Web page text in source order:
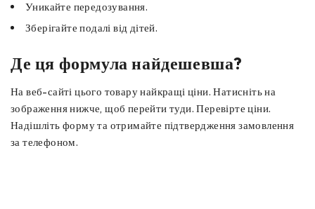
Уникайте передозування.
Зберігайте подалі від дітей.
Де ця формула найдешевша?
На веб-сайті цього товару найкращі ціни. Натисніть на
зображення нижче, щоб перейти туди. Перевірте ціни.
Надішліть форму та отримайте підтвердження замовлення
за телефоном.